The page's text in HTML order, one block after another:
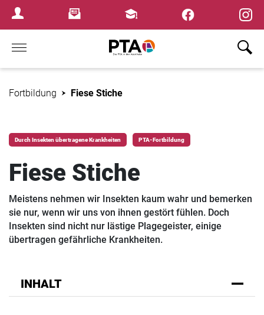
Login MenuNewsletterFortbildungen
Home
Fortbildung Fiese Stiche
Durch Insekten übertragene Krankheiten PTA-Fortbildung
Fiese Stiche
Meistens nehmen wir Insekten kaum wahr und bemerken
sie nur, wenn wir uns von ihnen gestört fühlen. Doch
Insekten sind nicht nur lästige Plagegeister, einige
übertragen gefährliche Krankheiten.
INHALT
×